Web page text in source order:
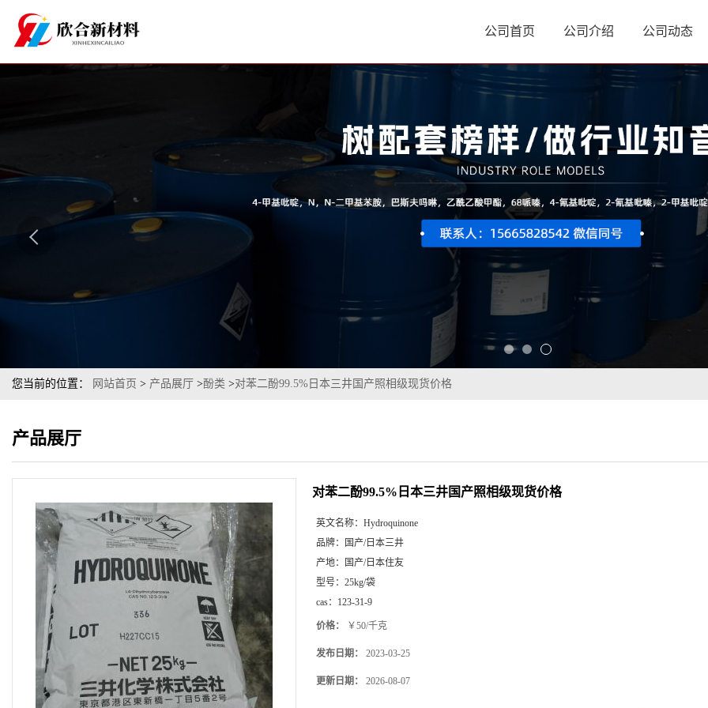
公司首页 公司介绍 公司动态
您当前的位置： 网站首页 > 产品展厅 >酚类 >对苯二酚99.5%日本三井国产照相级现货价格
产品展厅
对苯二酚99.5%日本三井国产照相级现货价格
英文名称： Hydroquinone
品牌：
国产/日本三井
产地：
国产/日本住友
型号： 25kg/袋
cas： 123-31-9
价格： ￥50/千克
发布日期： 2023-03-25
更新日期： 2026-08-07